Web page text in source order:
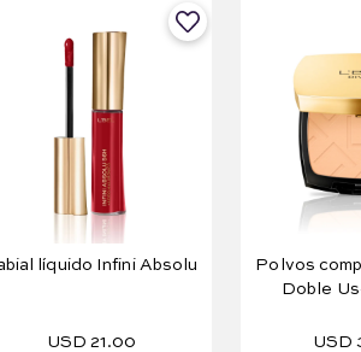
líquido Infini Absolu
USD 21 .00
Polvos
Doble
USD